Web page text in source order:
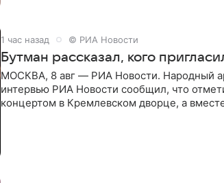
1 час назад © РИА Новости
Бутман рассказал, кого
МОСКВА, 8 авг — РИА Новости. Народный
интервью РИА Новости сообщил, что
концертом в Кремлевском дворце, а